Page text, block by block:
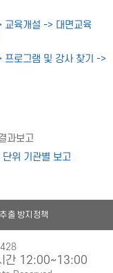
육개설 -> 대면교육
로그램 및 강사 찾기 ->
과보고
위 기관별 보고
출 방지정책
간 12:00~13:00